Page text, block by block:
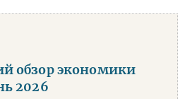
обзор экономики
2026